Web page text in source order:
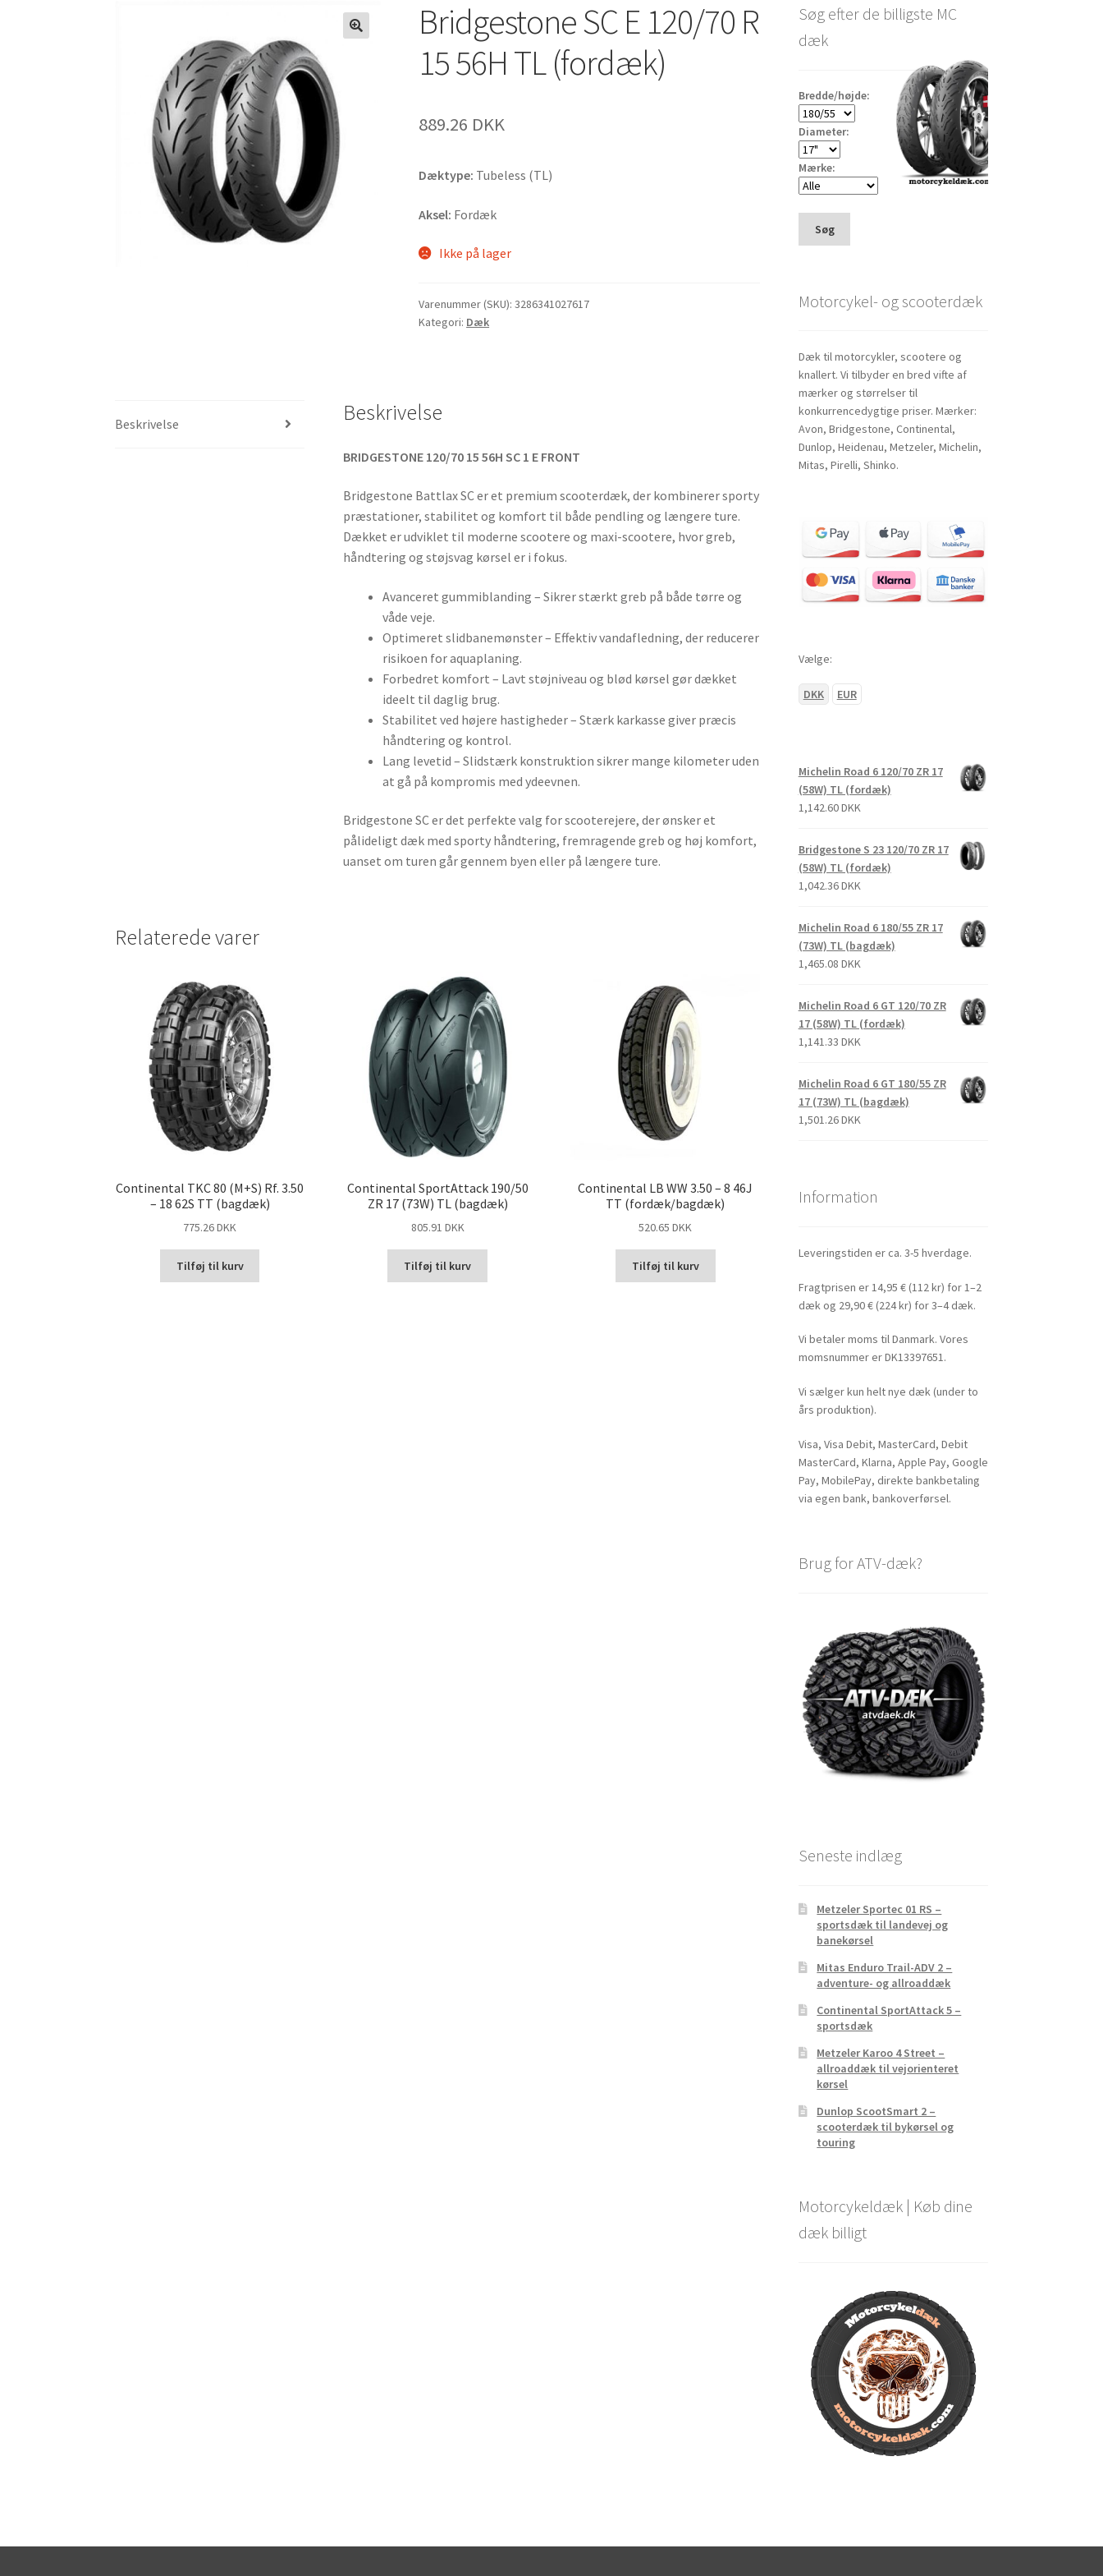
Bridgestone SC E 120/70 R
15 56H TL (fordæk)
889.26 DKK
Dæktype: Tubeless (TL)
Aksel: Fordæk
Ikke på lager
Varenummer (SKU):3286341027617
Kategori: Dæk
Beskrivelse Beskrivelse
BRIDGESTONE 120/70 15 56H SC 1 E FRONT
Bridgestone Battlax SC er et premium scooterdæk, der kombinerer sporty
præstationer, stabilitet og komfort til både pendling og længere ture.
Dækket er udviklet til moderne scootere og maxi-scootere, hvor greb,
håndtering og støjsvag kørsel er i fokus.
Avanceret gummiblanding – Sikrer stærkt greb på både tørre og
våde veje.
Optimeret slidbanemønster – Effektiv vandafledning, der reducerer
risikoen for aquaplaning.
Forbedret komfort – Lavt støjniveau og blød kørsel gør dækket
ideelt til daglig brug.
Stabilitet ved højere hastigheder – Stærk karkasse giver præcis
håndtering og kontrol.
Lang levetid – Slidstærk konstruktion sikrer mange kilometer uden
at gå på kompromis med ydeevnen.
Bridgestone SC er det perfekte valg for scooterejere, der ønsker et
pålideligt dæk med sporty håndtering, fremragende greb og høj komfort,
uanset om turen går gennem byen eller på længere ture.
Relaterede varer
Continental TKC 80 (M+S) Rf. 3.50
– 18 62S TT (bagdæk)
775.26 DKK
Tilføj til kurv
Continental SportAttack 190/50
ZR 17 (73W) TL (bagdæk)
805.91 DKK
Tilføj til kurv
Continental LB WW 3.50 – 8 46J
TT (fordæk/bagdæk)
520.65 DKK
Tilføj til kurv
Søg efter de billigste MC
dæk
Bredde/højde:
Diameter:
Mærke:
Søg
Motorcykel- og scooterdæk
Dæk til motorcykler, scootere og
knallert. Vi tilbyder en bred vifte af
mærker og størrelser til
konkurrencedygtige priser. Mærker:
Avon, Bridgestone, Continental,
Dunlop, Heidenau, Metzeler, Michelin,
Mitas, Pirelli, Shinko.
Vælge:
DKK EUR
Michelin Road 6 120/70 ZR 17
(58W) TL (fordæk)
1,142.60 DKK
Bridgestone S 23 120/70 ZR 17
(58W) TL (fordæk)
1,042.36 DKK
Michelin Road 6 180/55 ZR 17
(73W) TL (bagdæk)
1,465.08 DKK
Michelin Road 6 GT 120/70 ZR
17 (58W) TL (fordæk)
1,141.33 DKK
Michelin Road 6 GT 180/55 ZR
17 (73W) TL (bagdæk)
1,501.26 DKK
Information
Leveringstiden er ca. 3-5 hverdage.
Fragtprisen er 14,95 € (112 kr) for 1–2
dæk og 29,90 € (224 kr) for 3–4 dæk.
Vi betaler moms til Danmark. Vores
momsnummer er DK13397651.
Vi sælger kun helt nye dæk (under to
års produktion).
Visa, Visa Debit, MasterCard, Debit
MasterCard, Klarna, Apple Pay, Google
Pay, MobilePay, direkte bankbetaling
via egen bank, bankoverførsel.
Brug for ATV-dæk?
Seneste indlæg
Metzeler Sportec 01 RS –
sportsdæk til landevej og
banekørsel
Mitas Enduro Trail-ADV 2 –
adventure- og allroaddæk
Continental SportAttack 5 –
sportsdæk
Metzeler Karoo 4 Street –
allroaddæk til vejorienteret
kørsel
Dunlop ScootSmart 2 –
scooterdæk til bykørsel og
touring
Motorcykeldæk | Køb dine
dæk billigt